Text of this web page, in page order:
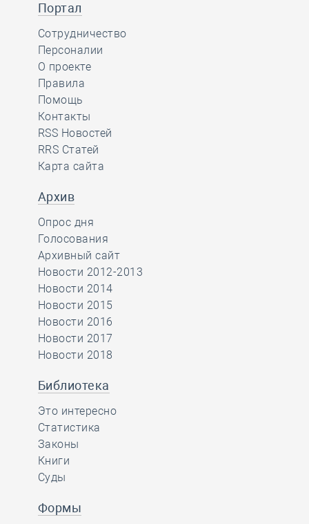
Портал
Сотрудничество
Персоналии
О проекте
Правила
Помощь
Контакты
RSS Новостей
RRS Статей
Карта сайта
Архив
Опрос дня
Голосования
Архивный сайт
Новости 2012-2013
Новости 2014
Новости 2015
Новости 2016
Новости 2017
Новости 2018
Библиотека
Это интересно
Статистика
Законы
Книги
Суды
Формы